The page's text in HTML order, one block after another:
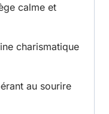
calme et
charismatique
au sourire